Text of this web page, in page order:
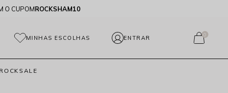
O CUPOMROCKSHAM10
MINHAS ESCOLHAS 0
ROCKSALE